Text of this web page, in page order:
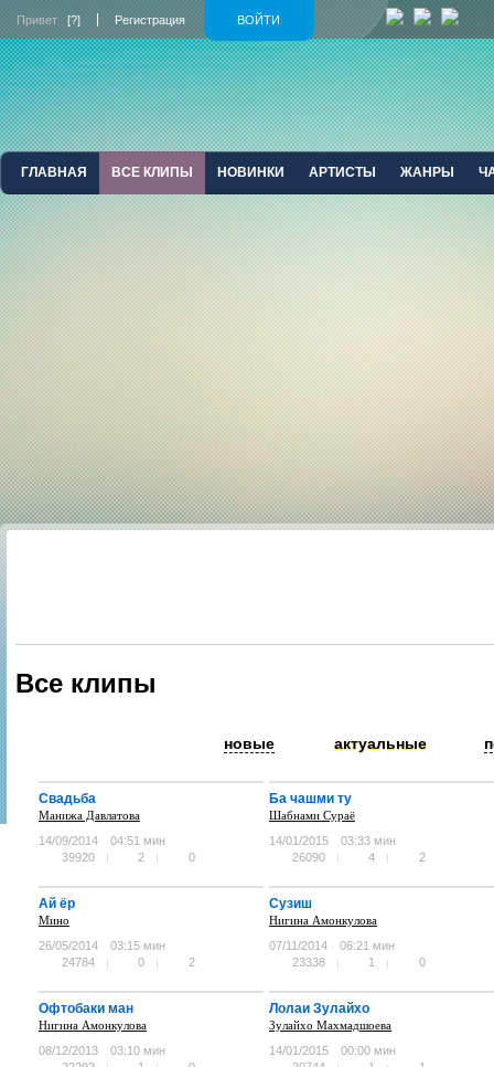
ВОЙТИ
Привет [?] Регистрация
ГЛАВНАЯ ВСЕ КЛИПЫ НОВИНКИ АРТИСТЫ ЖАНРЫ
Все клипы
новые актуальные
Свадьба
Манижа Давлатова
14/09/2014
04:51 мин
39920
2 0
Ба чашми ту
Шабнами Сураё
14/01/2015
03:33 мин
26090
4 2
Ай ёр
Мино
26/05/2014
03:15 мин
24784
0 2
Сузиш
Нигина Амонкулова
07/11/2014
06:21 мин
23338
1 0
Офтобаки ман
Нигина Амонкулова
08/12/2013
03:10 мин
Лолаи Зулайхо
Зулайхо Махмадшоева
14/01/2015
00:00 мин